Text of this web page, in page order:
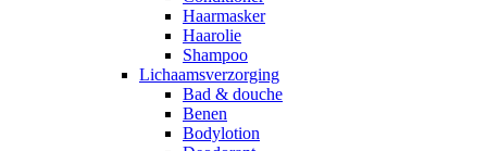
Haarmasker
Haarolie
Shampoo
Lichaamsverzorging
Bad & douche
Benen
Bodylotion